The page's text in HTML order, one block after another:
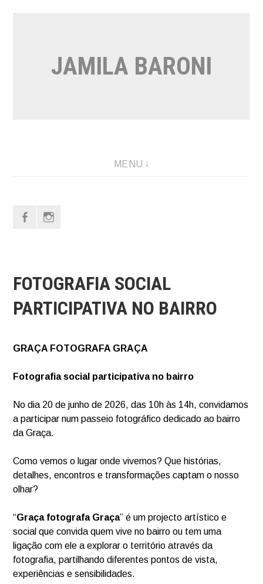
JAMILA BARONI
MENU
FOTOGRAFIA SOCIAL
PARTICIPATIVA NO BAIRRO
GRAÇA FOTOGRAFA GRAÇA
Fotografia social participativa no bairro
No dia 20 de junho de 2026, das 10h às 14h, convidamos
a participar num passeio fotográfico dedicado ao bairro
da Graça.
Como vemos o lugar onde vivemos? Que histórias,
detalhes, encontros e transformações captam o nosso
olhar?
“Graça fotografa Graça” é um projecto artístico e
social que convida quem vive no bairro ou tem uma
ligação com ele a explorar o território através da
fotografia, partilhando diferentes pontos de vista,
experiências e sensibilidades.